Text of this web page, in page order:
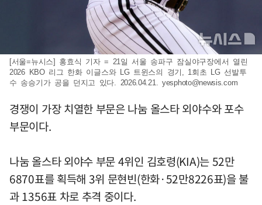
[서울=뉴시스] 홍효식 기자 = 21일 서울 송파구 잠실야구장에서 열린
2026 KBO 리그 한화 이글스와 LG 트윈스의 경기, 1회초 LG 선발투
수 송승기가 공을 던지고 있다. 2026.04.21. yesphoto@newsis.com
경쟁이 가장 치열한 부문은 나눔 올스타 외야수와 포수
부문이다.
나눔 올스타 외야수 부문 4위인 김호령(KIA)는 52만
6870표를 획득해 3위 문현빈(한화·52만8226표)을 불
과 1356표 차로 추격 중이다.